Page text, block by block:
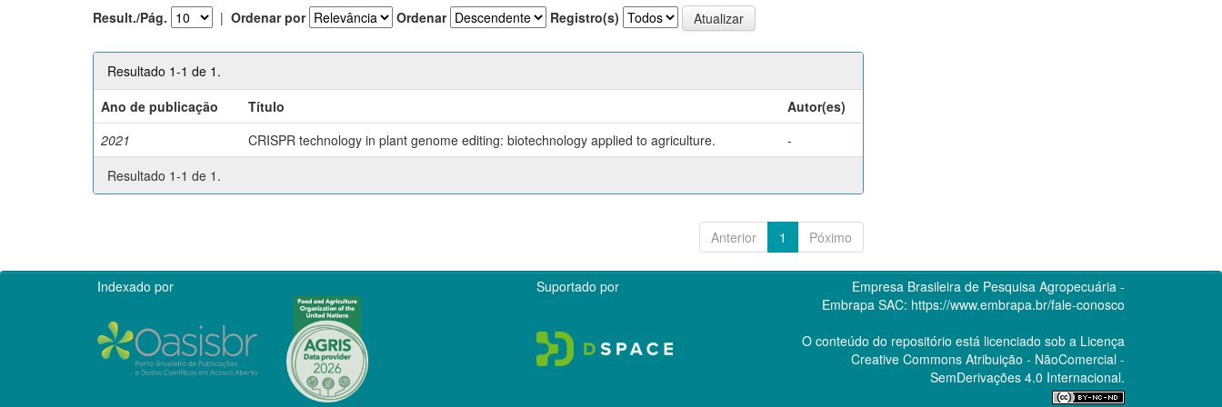
Result./Pág. | Ordenar por Ordenar Registro(s)
Resultado 1-1 de 1.
Ano de publicação
Título
Autor(es)
2021
CRISPR technology in plant genome editing: biotechnology applied to agriculture.
-
Resultado 1-1 de 1.
Anterior 1 Póximo
Indexado por Suportado por
Empresa Brasileira de Pesquisa Agropecuária -
Embrapa SAC: https://www.embrapa.br/fale-conosco
O conteúdo do repositório está licenciado sob a Licença
Creative CommonsAtribuição - NãoComercial -
SemDerivações 4.0 Internacional.